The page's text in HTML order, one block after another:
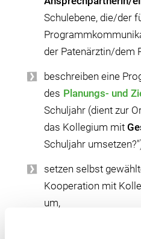
Schulebene, die/der
der Patenärztin/dem
beschreiben eine
des Planungs- und
Schuljahr (dient zur
das Kollegium mit
Schuljahr
setzen selbst
Kooperation mit
um,
nehmen an Treffen